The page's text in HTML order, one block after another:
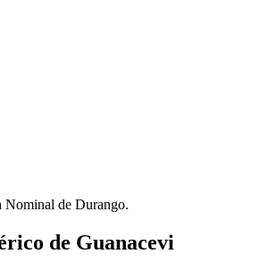
Nominal de Durango.
de Guanacevi